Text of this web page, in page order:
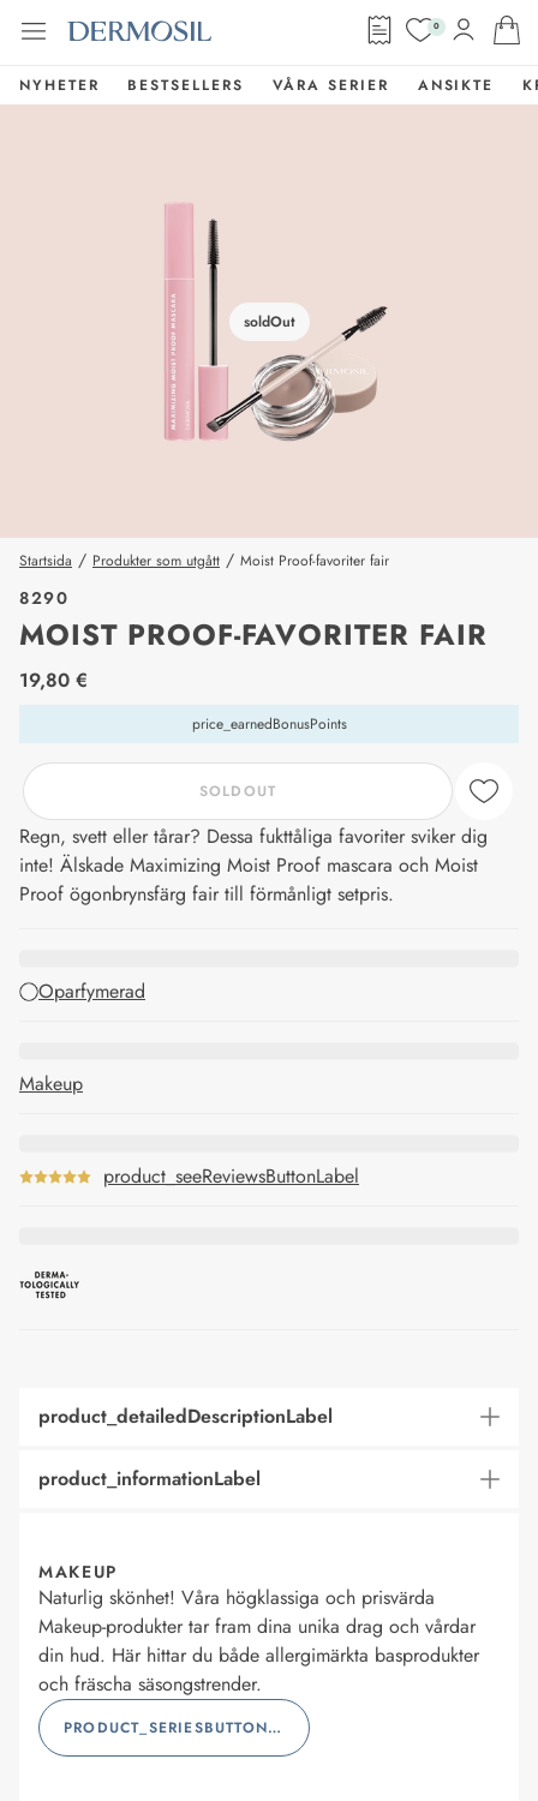
0
NYHETER BESTSELLERS VÅRA SERIER ANSIKTE
soldOut
Startsida / Produkter som utgått / Moist Proof-favoriter fair
8290
MOIST PROOF-FAVORITER FAIR
price_label
19,80 €
price_earnedBonusPoints
SOLDOUT
Regn, svett eller tårar? Dessa fukttåliga favoriter sviker dig
inte! Älskade Maximizing Moist Proof mascara och Moist
Proof ögonbrynsfärg fair till förmånligt setpris.
Oparfymerad
Makeup
product_seeReviewsButtonLabel
product_detailedDescriptionLabel
product_informationLabel
MAKEUP
Naturlig skönhet! Våra högklassiga och prisvärda
Makeup-produkter tar fram dina unika drag och vårdar
din hud. Här hittar du både allergimärkta basprodukter
och fräscha säsongstrender.
PRODUCT_SERIESBUTTONLABEL